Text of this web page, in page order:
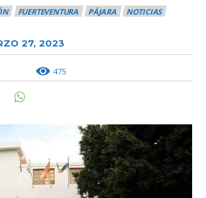
FUERTEVENTURA PÁJARA
NOTICIAS
27, 2023
475